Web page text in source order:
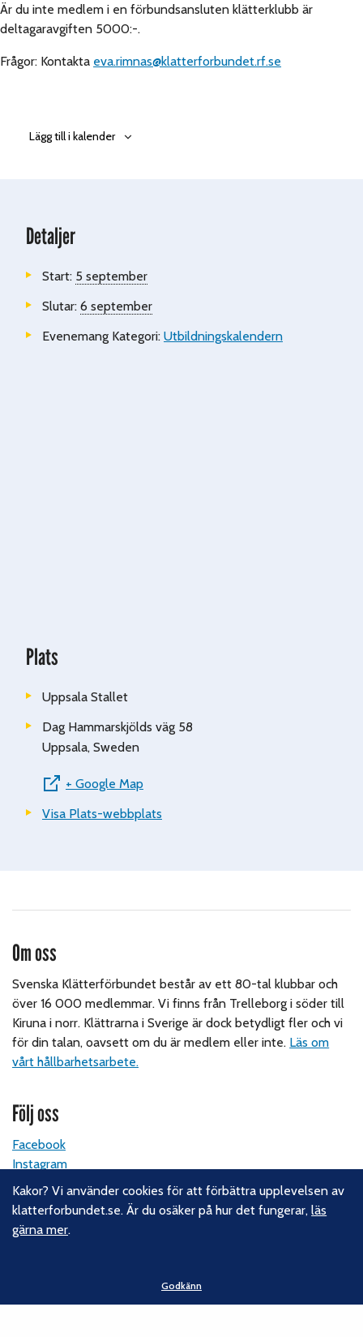
Är du inte medlem i en förbundsansluten klätterklubb är
deltagaravgiften 5000:-.
Frågor: Kontakta eva.rimnas@klatterforbundet.rf.se
Lägg till i kalender
Detaljer
Start: 5 september
Slutar: 6 september
Evenemang Kategori: Utbildningskalendern
Plats
Uppsala Stallet
Dag Hammarskjölds väg 58
Uppsala, Sweden
+ Google Map
Visa Plats-webbplats
Om oss
Svenska Klätterförbundet består av ett 80-tal klubbar och
över 16 000 medlemmar. Vi finns från Trelleborg i söder till
Kiruna i norr. Klättrarna i Sverige är dock betydligt fler och vi
för din talan, oavsett om du är medlem eller inte. Läs om
vårt hållbarhetsarbete.
Följ oss
Facebook
Instagram
Linkedin
Nyhetsbrev
Gotlandsgatan 46
Kakor? Vi använder cookies för att förbättra upplevelsen av
klatterforbundet.se. Är du osäker på hur det fungerar,läs
gärna mer.
Godkänn